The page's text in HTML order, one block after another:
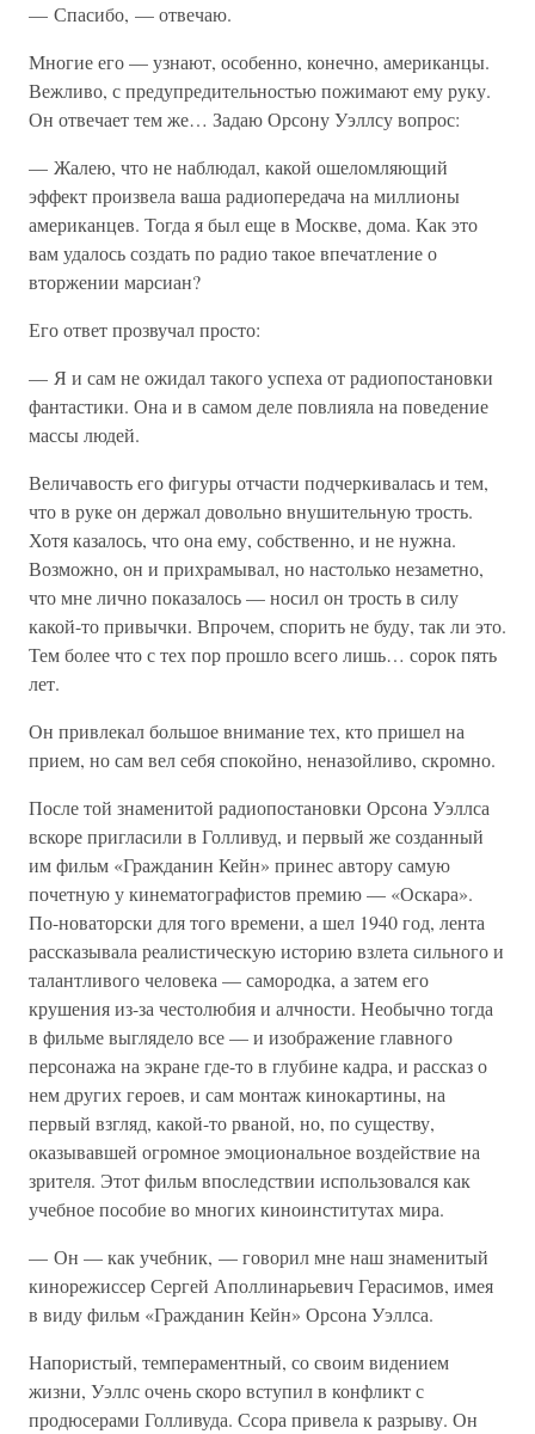
— Спасибо, — отвечаю.
Многие его — узнают, особенно, конечно, американцы.
Вежливо, с предупредительностью пожимают ему руку.
Он отвечает тем же… Задаю Орсону Уэллсу вопрос:
— Жалею, что не наблюдал, какой ошеломляющий
эффект произвела ваша радиопередача на миллионы
американцев. Тогда я был еще в Москве, дома. Как это
вам удалось создать по радио такое впечатление о
вторжении марсиан?
Его ответ прозвучал просто:
— Я и сам не ожидал такого успеха от радиопостановки
фантастики. Она и в самом деле повлияла на поведение
массы людей.
Величавость его фигуры отчасти подчеркивалась и тем,
что в руке он держал довольно внушительную трость.
Хотя казалось, что она ему, собственно, и не нужна.
Возможно, он и прихрамывал, но настолько незаметно,
что мне лично показалось — носил он трость в силу
какой-то привычки. Впрочем, спорить не буду, так ли это.
Тем более что с тех пор прошло всего лишь… сорок пять
лет.
Он привлекал большое внимание тех, кто пришел на
прием, но сам вел себя спокойно, неназойливо, скромно.
После той знаменитой радиопостановки Орсона Уэллса
вскоре пригласили в Голливуд, и первый же созданный
им фильм «Гражданин Кейн» принес автору самую
почетную у кинематографистов премию — «Оскара».
По-новаторски для того времени, а шел 1940 год, лента
рассказывала реалистическую историю взлета сильного и
талантливого человека — самородка, а затем его
крушения из-за честолюбия и алчности. Необычно тогда
в фильме выглядело все — и изображение главного
персонажа на экране где-то в глубине кадра, и рассказ о
нем других героев, и сам монтаж кинокартины, на
первый взгляд, какой-то рваной, но, по существу,
оказывавшей огромное эмоциональное воздействие на
зрителя. Этот фильм впоследствии использовался как
учебное пособие во многих киноинститутах мира.
— Он — как учебник, — говорил мне наш знаменитый
кинорежиссер Сергей Аполлинарьевич Герасимов, имея
в виду фильм «Гражданин Кейн» Орсона Уэллса.
Напористый, темпераментный, со своим видением
жизни, Уэллс очень скоро вступил в конфликт с
продюсерами Голливуда. Ссора привела к разрыву. Он